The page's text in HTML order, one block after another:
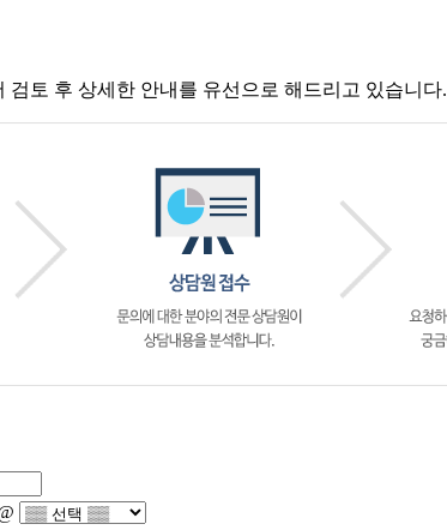
토 후 상세한 안내를 유선으로 해드리고 있습니다.